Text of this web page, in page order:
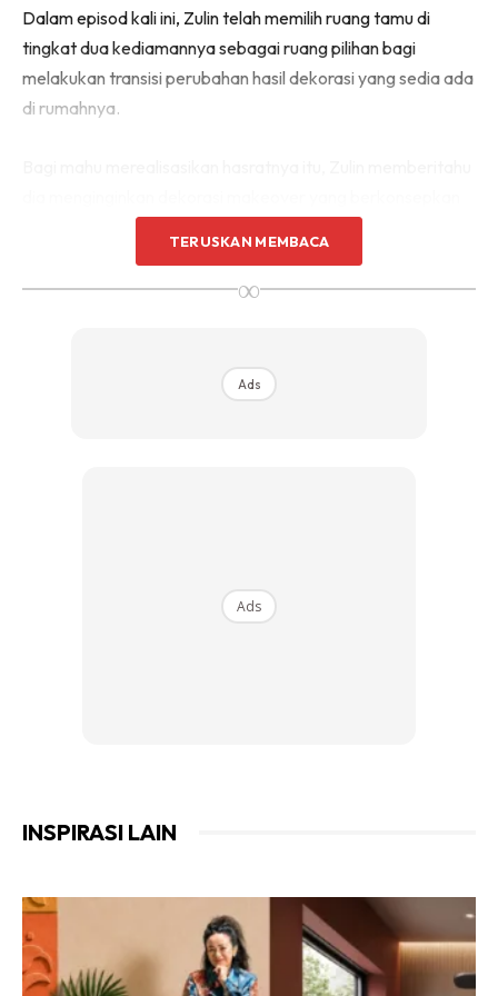
Sentuhan Midas penuh kemewahan dan elegant
untuk kediaman anda.
Rahsia dari IMPIANA, download sekarang di
Dalam episod kali ini, Zulin telah memilih ruang tamu di
tingkat dua kediamannya sebagai ruang pilihan bagi
melakukan transisi perubahan hasil dekorasi yang sedia ada
di rumahnya.
Ads
TERUSKAN MEMBACA
∞
Ads
Ads
INSPIRASI LAIN